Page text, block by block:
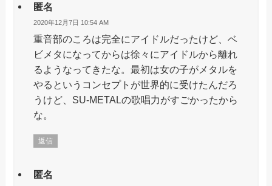
匿名
2020年12月7日 10:54 AM
重音部のころは完全にアイドルだったけど、ベ
ビメタになってからは徐々にアイドルから離れ
るようなってきたな。最初は女の子がメタルを
やるというコンセプトが世界的に受けたんだろ
うけど、SU-METALの歌唱力がすごかったから
な。
返信
匿名